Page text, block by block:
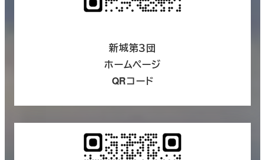
新城第３団
ホームページ
QRコード
さらに詳しく